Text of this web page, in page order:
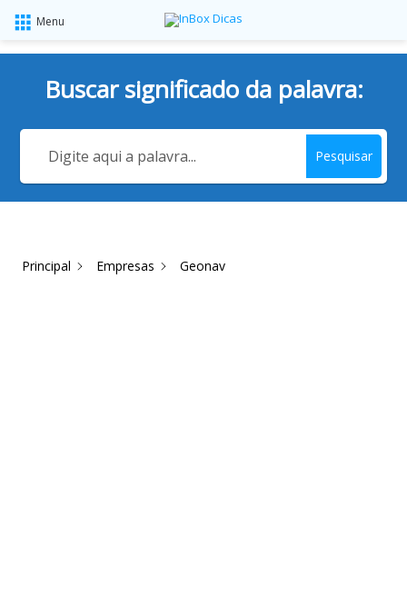
Menu
Buscar significado da palavra:
Pesquisar
Principal Empresas Geonav